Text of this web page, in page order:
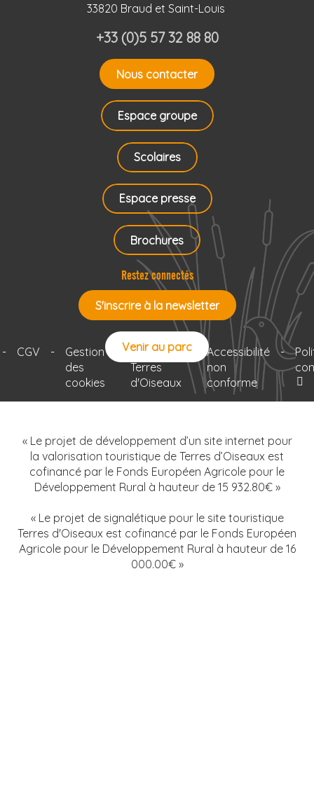
33820 Braud et Saint-Louis
+33 (0)5 57 32 88 80
Nous contacter
Espace groupe
Scolaires
Espace presse
Brochures
Restez connectés
S'inscrire à la newsletter
Venir au parc
- CGV -
Gestion
des
cookies
Le projet
Terres
d'Oiseaux
Accessibilité
non
conforme
-
« Le projet de développement d’un site internet pour
la valorisation touristique de Terres d’Oiseaux est
cofinancé par le Fonds Européen Agricole pour le
Développement Rural à hauteur de 15 932.80€ »
« Le projet de signalétique pour le site touristique
Terres d'Oiseaux est cofinancé par le Fonds Européen
Agricole pour le Développement Rural à hauteur de 16
000.00€ »